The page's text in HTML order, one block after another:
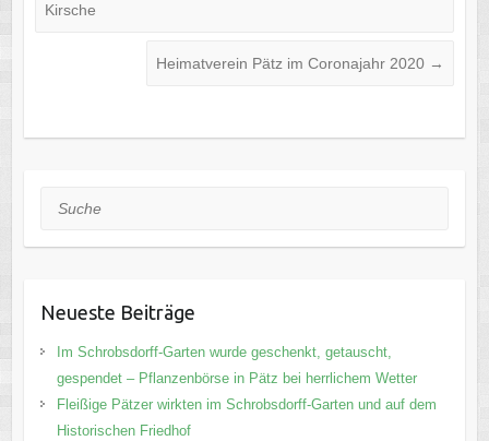
Kirsche
Heimatverein Pätz im Coronajahr 2020 →
Suche
Neueste Beiträge
Im Schrobsdorff-Garten wurde geschenkt, getauscht,
gespendet – Pflanzenbörse in Pätz bei herrlichem Wetter
Fleißige Pätzer wirkten im Schrobsdorff-Garten und auf dem
Historischen Friedhof